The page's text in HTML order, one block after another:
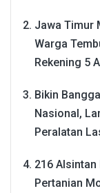
Jawa Timur
Warga
Rekening 5
Bikin
Nasional,
Peralatan
216
Pertanian